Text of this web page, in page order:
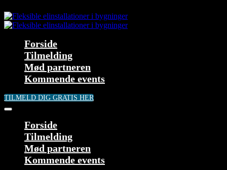
Forside
Tilmelding
Mød partneren
Kommende events
TILMELD DIG GRATIS HER
Forside
Tilmelding
Mød partneren
Kommende events